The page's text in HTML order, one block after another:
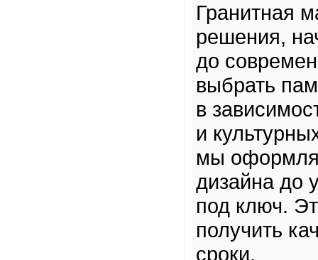
Гранитная
решения,
до
выбрать
в
и
мы
дизайна до
под ключ.
получить
сроки.